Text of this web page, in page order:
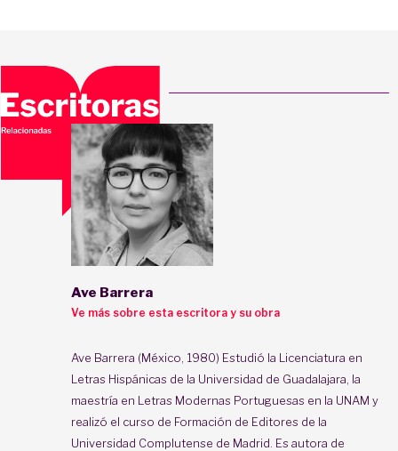
Ave Barrera
Ve más sobre esta escritora y su obra
Ave Barrera (México, 1980) Estudió la Licenciatura en
Letras Hispánicas de la Universidad de Guadalajara, la
maestría en Letras Modernas Portuguesas en la UNAM y
realizó el curso de Formación de Editores de la
Universidad Complutense de Madrid. Es autora de